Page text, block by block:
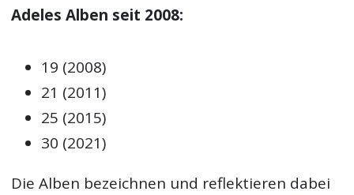
Adeles Alben seit 2008:
19 (2008)
21 (2011)
25 (2015)
30 (2021)
Die Alben bezeichnen und reflektieren dabei